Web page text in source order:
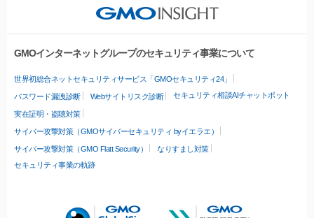
GMOインターネットグループのセキュリティ事業について
世界初総合ネットセキュリティサービス「GMOセキュリティ24」
パスワード漏洩診断 Webサイトリスク診断 セキュリティ相談AIチャットボット
実在証明・盗聴対策
サイバー攻撃対策（GMOサイバーセキュリティ byイエラエ）
サイバー攻撃対策（GMO Flatt Security）
なりすまし対策
セキュリティ事業の軌跡